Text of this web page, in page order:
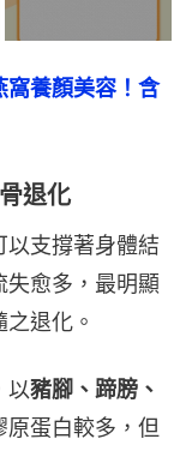
窩養顏美容！含
退化
以支撐著身體結
愈多，最明顯
退化。
以豬腳、蹄膀、
原蛋白較多，但